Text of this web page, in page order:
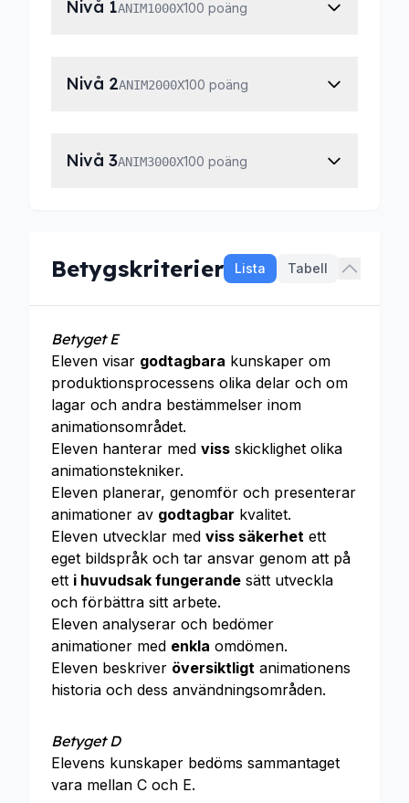
Nivå 1ANIM1000X100 poäng
Nivå 2ANIM2000X100 poäng
Nivå 3ANIM3000X100 poäng
Betygskriterier Lista Tabell
Betyget E
Eleven visar godtagbara kunskaper om
produktionsprocessens olika delar och om
lagar och andra bestämmelser inom
animationsområdet.
Eleven hanterar med viss skicklighet olika
animationstekniker.
Eleven planerar, genomför och presenterar
animationer av godtagbar kvalitet.
Eleven utvecklar med viss säkerhet ett
eget bildspråk och tar ansvar genom att på
ett i huvudsak fungerande sätt utveckla
och förbättra sitt arbete.
Eleven analyserar och bedömer
animationer med enkla omdömen.
Eleven beskriver översiktligt animationens
historia och dess användningsområden.
Betyget D
Elevens kunskaper bedöms sammantaget
vara mellan C och E.